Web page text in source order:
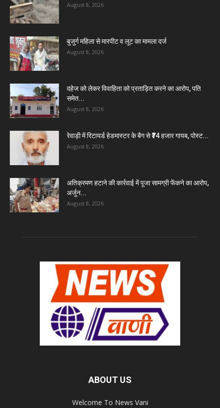
August 8, 2026
बुजुर्ग महिला से मारपीट व लूट का मामला दर्ज
August 8, 2026
दहेज को लेकर विवाहिता को प्रताड़ित करने का आरोप, पति
समेत...
August 8, 2026
रेवाड़ी में रिटायर्ड हेडमास्टर के बैग से ₹74 हजार गायब, पोस्ट...
August 8, 2026
अतिक्रमण हटाने की कार्रवाई में पूजा सामग्री फेंकने का आरोप,
अर्जुन...
August 8, 2026
ABOUT US
Welcome To News Vani